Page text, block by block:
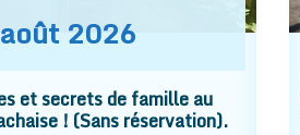
août 2026
et secrets de famille au
! (Sans réservation).